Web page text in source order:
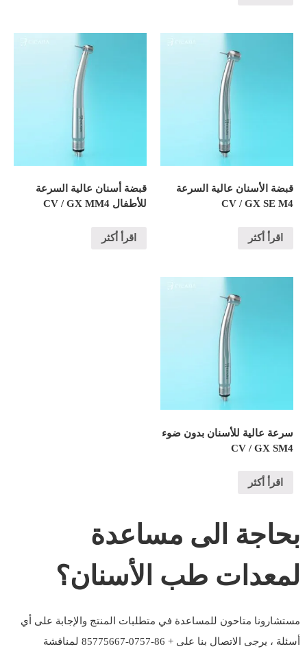
قبضة الأسنان عالية السرعة
CV / GX SE M4
اقرأ أكثر
قبضة أسنان عالية السرعة
للأطفال CV / GX MM4
اقرأ أكثر
سرعة عالية للأسنان بدون ضوء
CV / GX SM4
اقرأ أكثر
بحاجة الى مساعدة
لمعدات طب الأسنان؟
مستشارونا متاحون للمساعدة في متطلبات المنتج والإجابة على أي
أسئلة ، يرجى الاتصال بنا على + 86-0757-85775667 لمناقشة